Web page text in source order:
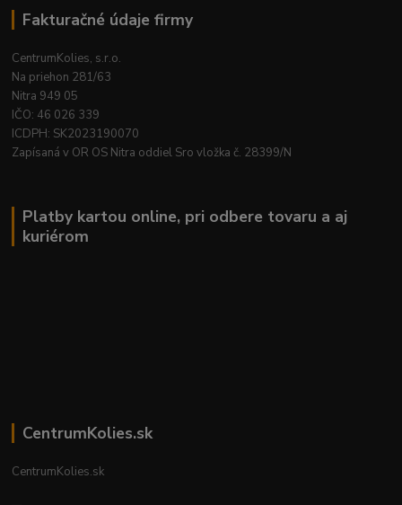
Fakturačné údaje firmy
CentrumKolies, s.r.o.
Na priehon 281/63
Nitra 949 05
IČO: 46 026 339
ICDPH: SK2023190070
Zapísaná v OR OS Nitra oddiel Sro vložka č. 28399/N
Platby kartou online, pri odbere tovaru a aj
kuriérom
CentrumKolies.sk
CentrumKolies.sk